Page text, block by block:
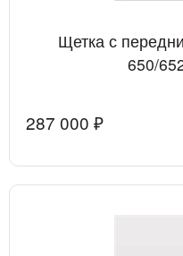
Щетка с
650/
287 000 ₽